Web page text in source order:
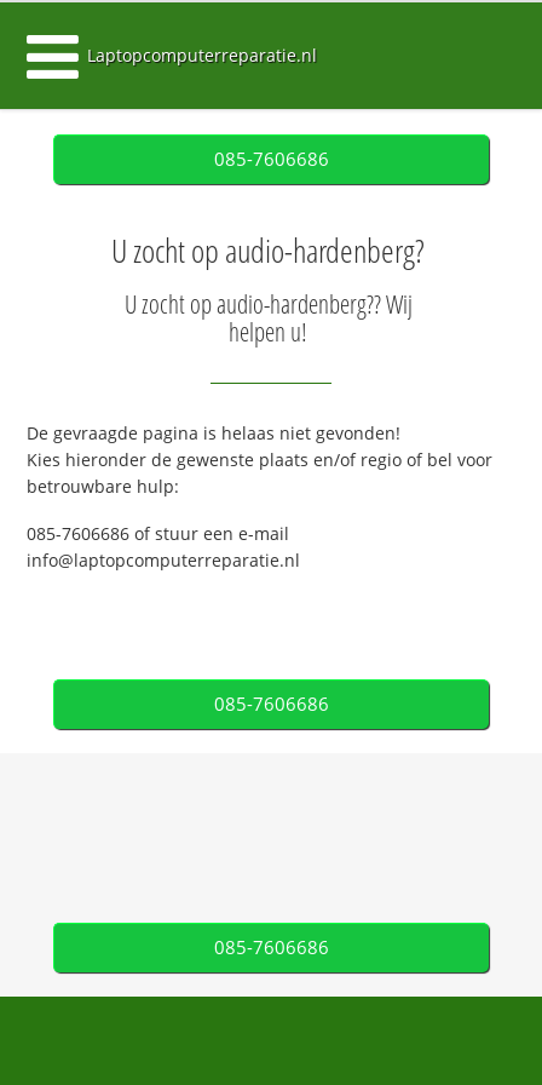
Laptopcomputerreparatie.nl
085-7606686
U zocht op audio-hardenberg?
U zocht op audio-hardenberg?? Wij
helpen u!
De gevraagde pagina is helaas niet gevonden!
Kies hieronder de gewenste plaats en/of regio of bel voor
betrouwbare hulp:
085-7606686 of stuur een e-mail
info@laptopcomputerreparatie.nl
085-7606686
085-7606686